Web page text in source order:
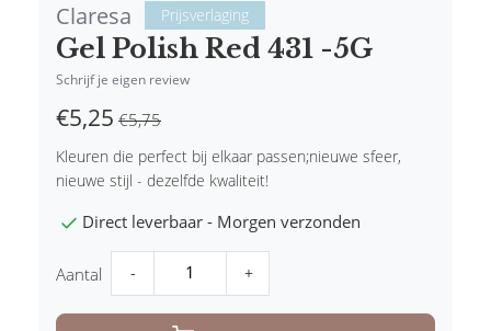
Claresa Prijsverlaging
Gel Polish Red 431 -5G
Schrijf je eigen review
€5,25 €5,75
Kleuren die perfect bij elkaar passen;nieuwe sfeer,
nieuwe stijl - dezelfde kwaliteit!
Direct leverbaar - Morgen verzonden
Aantal - +